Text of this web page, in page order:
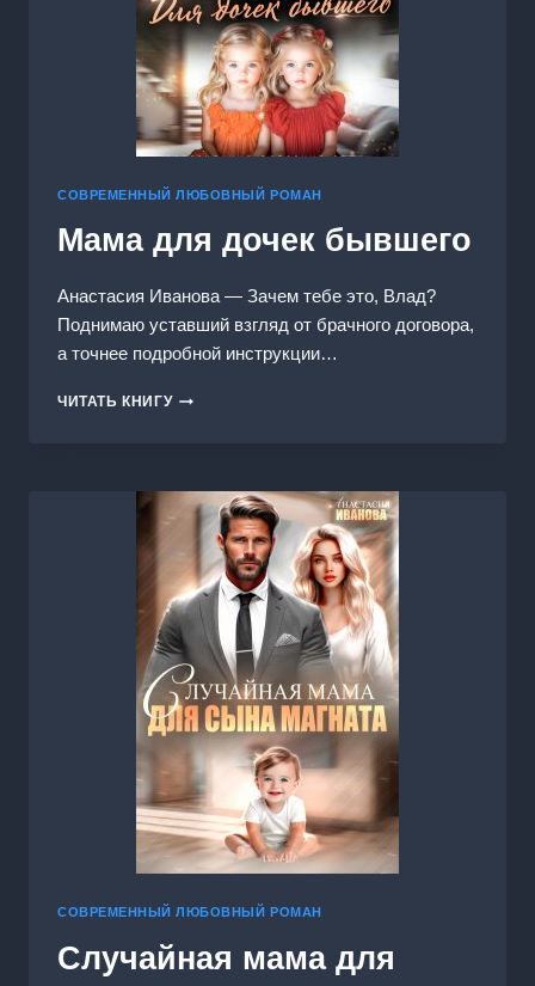
СОВРЕМЕННЫЙ ЛЮБОВНЫЙ РОМАН
Мама для дочек бывшего
Анастасия Иванoва — Зачем тебе это, Влад?
Поднимаю уставший взгляд от брачного договора,
а точнее подробной инструкции…
ЧИТАТЬ КНИГУМАМА
СОВРЕМЕННЫЙ ЛЮБОВНЫЙ РОМАН
Случайная мама для